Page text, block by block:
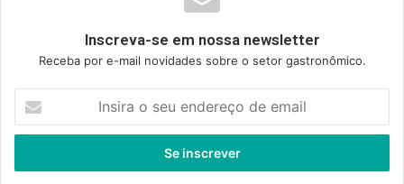
Inscreva-se em nossa newsletter
Receba por e-mail novidades sobre o setor gastronômico.
seu
de